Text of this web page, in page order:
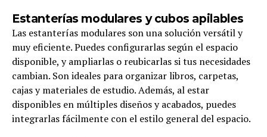
Estanterías modulares y cubos apilables
Las estanterías modulares son una solución versátil y
muy eficiente. Puedes configurarlas según el espacio
disponible, y ampliarlas o reubicarlas si tus necesidades
cambian. Son ideales para organizar libros, carpetas,
cajas y materiales de estudio. Además, al estar
disponibles en múltiples diseños y acabados, puedes
integrarlas fácilmente con el estilo general del espacio.